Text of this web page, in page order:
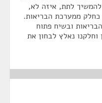
להמשיך לתת, איזה לא,
כחלק ממערכת הבריאות.
ובשיח פתוח
וחלקנו נאלץ לבחון את